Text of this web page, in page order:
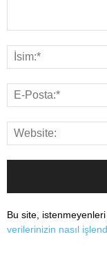
Bu site,
verilerinizin nasıl